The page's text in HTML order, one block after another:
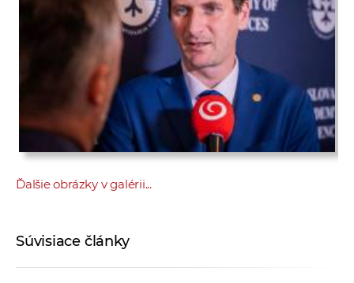
Ďalšie obrázky v galérii...
Súvisiace články